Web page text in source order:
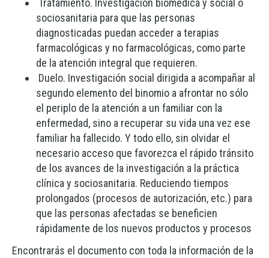
Tratamiento. Investigación biomédica y social o
sociosanitaria para que las personas
diagnosticadas puedan acceder a terapias
farmacológicas y no farmacológicas, como parte
de la atención integral que requieren.
Duelo. Investigación social dirigida a acompañar al
segundo elemento del binomio a afrontar no sólo
el periplo de la atención a un familiar con la
enfermedad, sino a recuperar su vida una vez ese
familiar ha fallecido. Y todo ello, sin olvidar el
necesario acceso que favorezca el rápido tránsito
de los avances de la investigación a la práctica
clínica y sociosanitaria. Reduciendo tiempos
prolongados (procesos de autorización, etc.) para
que las personas afectadas se beneficien
rápidamente de los nuevos productos y procesos
Encontrarás el documento con toda la información de la